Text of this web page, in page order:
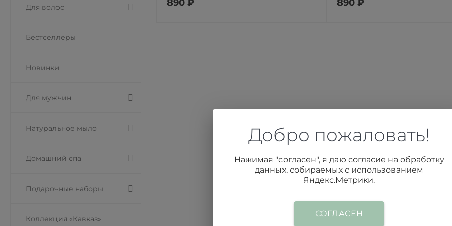
Для волос
Бестселлеры
Новинки
Для мужчин
Натуральное мыло
Домашний спа
Подарочные наборы
Коллекция «Кавказ»
890 ₽ 890 ₽
Добро пожаловать!
Нажимая "согласен", я даю согласие на обработку
данных, собираемых с использованием
Яндекс.Метрики.
СОГЛАСЕН